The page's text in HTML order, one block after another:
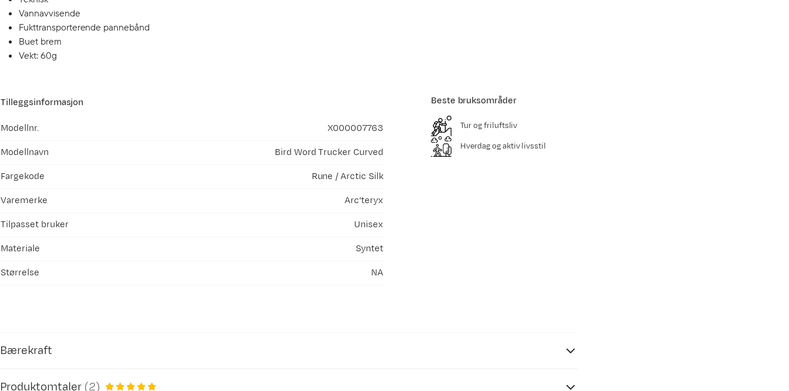
Vannavvisende
Fukttransporterende pannebånd
Buet brem
Vekt: 60g
Tilleggsinformasjon
Modellnr.
X000007763
Modellnavn
Bird Word Trucker Curved
Fargekode
Rune / Arctic Silk
Varemerke
Arc'teryx
Tilpasset bruker
Unisex
Materiale
Syntet
Størrelse
NA
Beste bruksområder
Tur og friluftsliv
Hverdag og aktiv livsstil
Bærekraft
Produktomtaler (2)